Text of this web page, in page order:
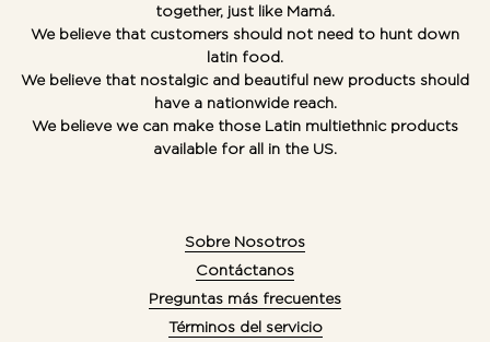
together, just like Mamá.
We believe that customers should not need to hunt down
latin food.
We believe that nostalgic and beautiful new products should
have a nationwide reach.
We believe we can make those Latin multiethnic products
available for all in the US.
Sobre Nosotros
Contáctanos
Preguntas más frecuentes
Términos del servicio